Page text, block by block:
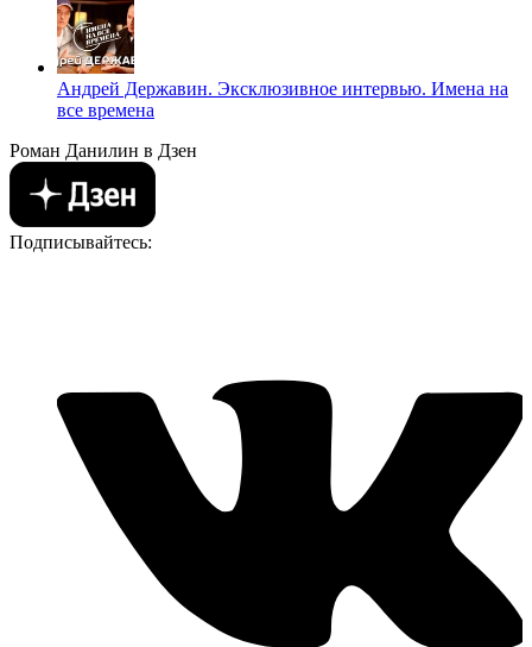
Андрей Державин. Эксклюзивное интервью. Имена на
все времена
Роман Данилин в Дзен
Подписывайтесь: